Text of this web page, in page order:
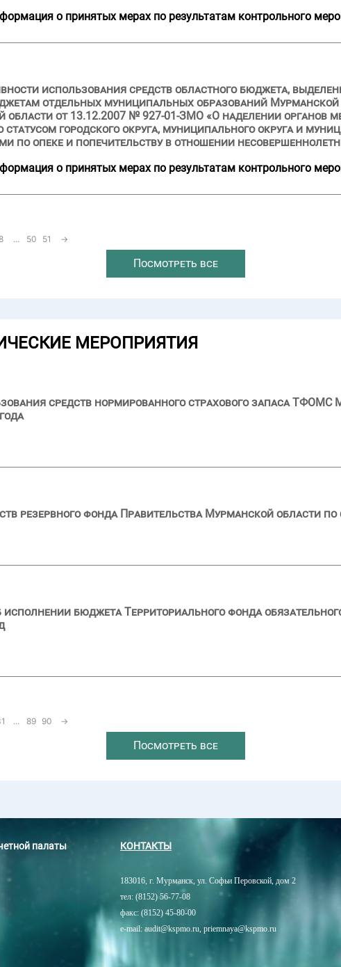
о принятых мерах по результатам контрольного
использования средств областного бюджета,
отдельных муниципальных образований Мурманской
от 13.12.2007 № 927-01-ЗМО «О наделении органов
городского округа, муниципального округа и
по опеке и попечительству в отношении
о принятых мерах по результатам контрольного
8 ... 50 51 →
Посмотреть все
МЕРОПРИЯТИЯ
средств нормированного страхового запаса ТФОМС
резервного фонда Правительства Мурманской области
исполнении бюджета Территориального фонда
... 89 90 →
Посмотреть все
палаты
КОНТАКТЫ
183016, г. Мурманск, ул. Софьи Перовской, дом 2
тел: (8152) 56-77-08
факс: (8152) 45-80-00
e-mail: audit@kspmo.ru, priemnaya@kspmo.ru